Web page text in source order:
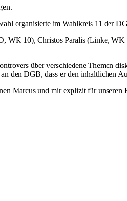
organisierte im Wahlkreis 11 der
WK 10), Christos Paralis (Linke,
über verschiedene Themen
den DGB, dass er den inhaltlichen
Marcus und mir explizit für